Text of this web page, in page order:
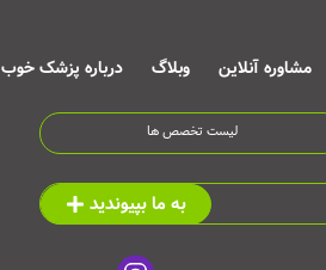
مشاوره آنلاین وبلاگ درباره پزشک خوب
لیست تخصص ها
به ما بپیوندید